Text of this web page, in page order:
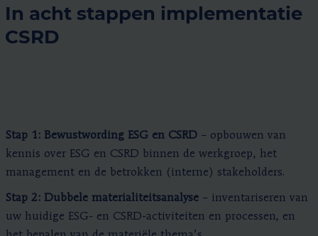
In acht stappen implementatie
CSRD
Stap 1: Bewustwording ESG en CSRD – opbouwen van
kennis over ESG en CSRD binnen de werkgroep, het
management en de betrokken (interne) stakeholders.
Stap 2: Dubbele materialiteitsanalyse – inventariseren van
uw huidige ESG- en CSRD-activiteiten en processen, en